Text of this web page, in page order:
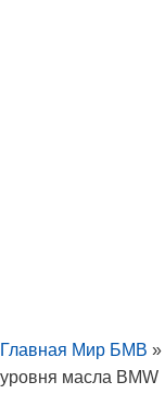
Главная Мир БМВ »
уровня масла BMW